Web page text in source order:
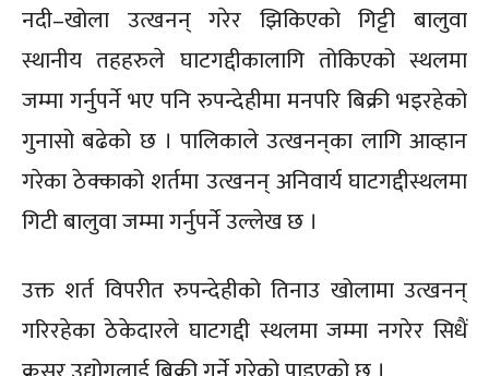
नदी–खोला उत्खनन् गरेर झिकिएको गिट्टी बालुवा
स्थानीय तहहरुले घाटगद्दीकालागि तोकिएको स्थलमा
जम्मा गर्नुपर्ने भए पनि रुपन्देहीमा मनपरि बिक्री भइरहेको
गुनासो बढेको छ । पालिकाले उत्खनन्‌का लागि आव्हान
गरेका ठेक्काको शर्तमा उत्खनन्‌ अनिवार्य घाटगद्दीस्थलमा
गिटी बालुवा जम्मा गर्नुपर्ने उल्लेख छ ।
उक्त शर्त विपरीत रुपन्देहीको तिनाउ खोलामा उत्खनन्
गरिरहेका ठेकेदारले घाटगद्दी स्थलमा जम्मा नगरेर सिधैं